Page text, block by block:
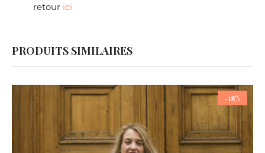
retour ici
PRODUITS SIMILAIRES
-18%